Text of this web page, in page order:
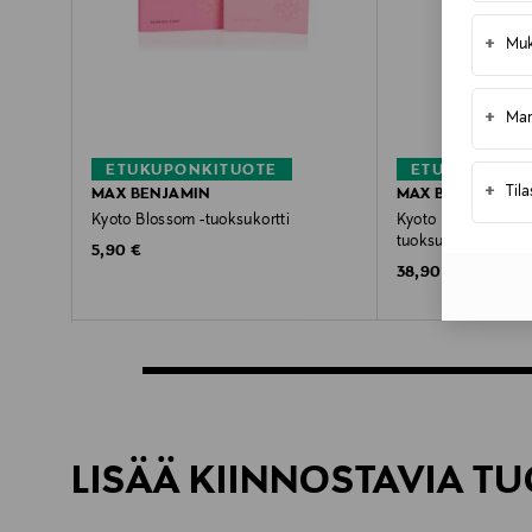
+
+
+
ETUKUPONKITUOTE
MAX BENJAMIN
Kyoto Blossom -tuoksukortti
Original Price
5,90 €
MAX BENJAMIN
Kyoto Blossom
tuoksudiffuuseri
Original Price
38,90 €
LISÄÄ KIINNOSTAVIA